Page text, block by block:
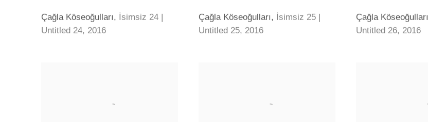
Çağla Köseoğulları, İsimsiz 24 |
Untitled 24, 2016
Çağla Köseoğulları, İsimsiz 25 |
Untitled 25, 2016
Çağla Köseoğulları
Untitled 26, 2016